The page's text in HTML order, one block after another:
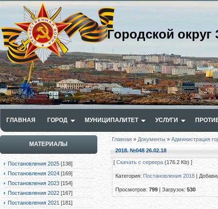
Городской
ГЛАВНАЯ ГОРОД МУНИЦИПАЛИТЕТ УСЛУГИ
МАТЕРИАЛЫ
Постановления 2025 [138]
Постановления 2024 [169]
Постановления 2023 [154]
Постановления 2022 [167]
Постановления 2021 [181]
Главная» Документы »Администрация
2018. №048 26.02.18
[Скачать с сервера (176.2 Kb) ]
Категория: Постановления 2018|
Просмотров:799 |Загрузок:530